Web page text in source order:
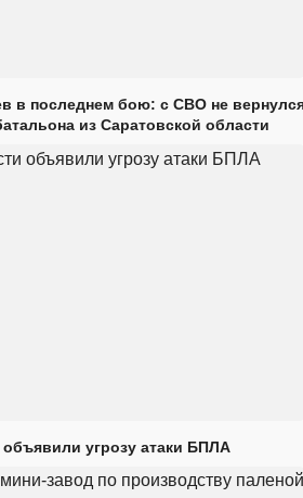
в последнем бою: с СВО не
из Саратовской области
угрозу атаки БПЛА